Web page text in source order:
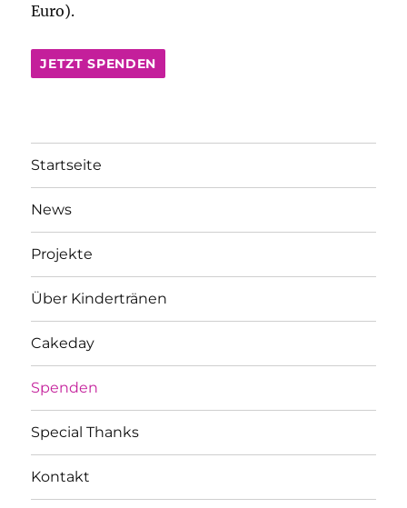
Euro).
JETZT SPENDEN
Startseite
News
Projekte
Über Kindertränen
Cakeday
Spenden
Special Thanks
Kontakt